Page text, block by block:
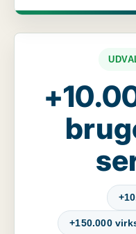
+150.000